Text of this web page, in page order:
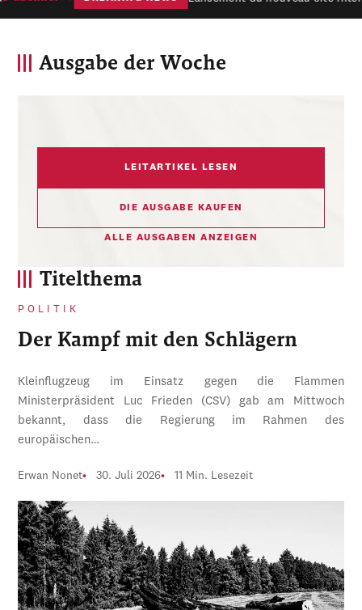
Titelthema
POLITIK
Der Kampf mit den Schlägern
Kleinflugzeug im Einsatz gegen die Flammen
Ministerpräsident Luc Frieden (CSV) gab am Mittwoch
bekannt, dass die Regierung im Rahmen des
europäischen…
Erwan Nonet 30. Juli 2026 11 Min. Lesezeit
Ausgabe der Woche
LEITARTIKEL LESEN
DIE AUSGABE KAUFEN
ALLE AUSGABEN ANZEIGEN